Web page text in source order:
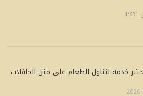
خدمة لتناول الطعام على متن الحافلات